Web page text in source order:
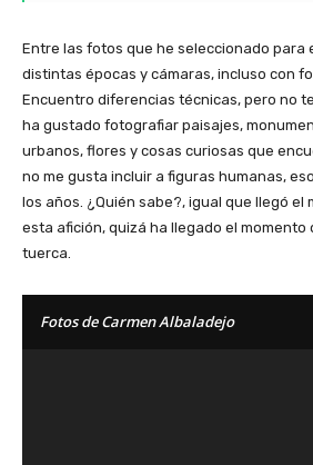
Entre las fotos que he seleccionado para
distintas épocas y cámaras, incluso con
Encuentro diferencias técnicas, pero no
ha gustado fotografiar paisajes,
urbanos, flores y cosas curiosas que
no me gusta incluir a figuras humanas,
los años. ¿Quién sabe?, igual que llegó el
esta afición, quizá ha llegado el
tuerca.
Fotos de Carmen Albaladejo